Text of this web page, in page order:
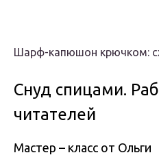
Шарф-капюшон крючком:
Снуд спицами.
читателей
Мастер – класс от Ольги